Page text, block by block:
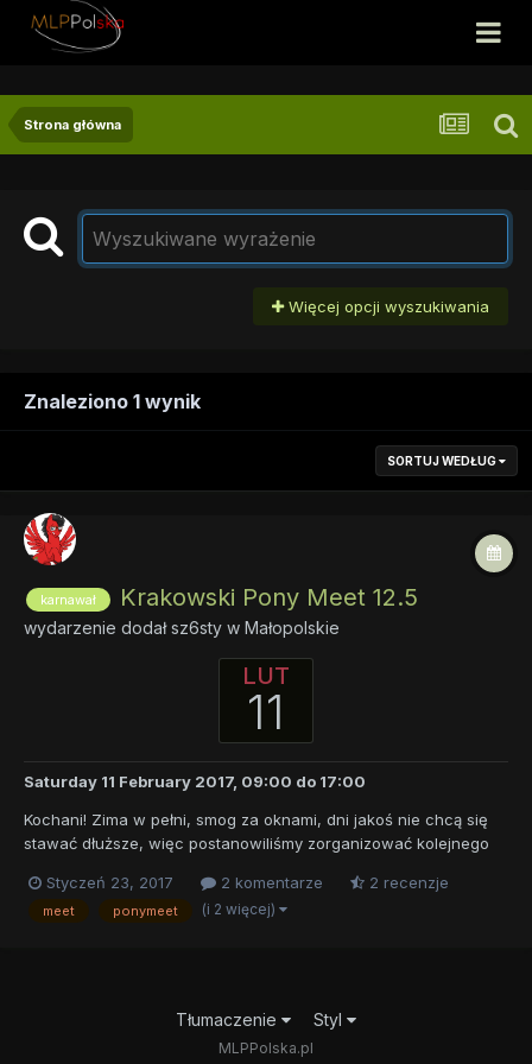
Strona główna
Więcej opcji wyszukiwania
Znaleziono 1 wynik
SORTUJ WEDŁUG
karnawał Krakowski Pony Meet 12.5
wydarzenie dodałsz6sty w Małopolskie
LUT
11
Saturday 11 February 2017, 09:00 do 17:00
Kochani! Zima w pełni, smog za oknami, dni jakoś nie chcą się
stawać dłuższe, więc postanowiliśmy zorganizować kolejnego
rytm gorącego karnawału! Serdecznie zapraszamy Was 11 lutego
2017 do Bursy Szkolnictwa Ponadpodstawowego...
Styczeń 23, 2017 2 komentarze 2 recenzje
meet ponymeet (i 2 więcej)
Tłumaczenie Styl
MLPPolska.pl